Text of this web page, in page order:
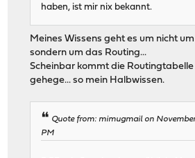
haben, ist mir nix bekannt.
Meines Wissens geht es um nicht um
sondern um das Routing...
Scheinbar kommt die Routingtabelle
gehege... so mein Halbwissen.
Quote from: mimugmail on
PM